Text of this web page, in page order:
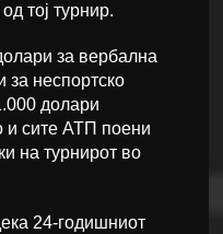
тој турнир.
за вербална
за неспортско
долари
и сите АТП поени
на турнирот во
24-годишниот